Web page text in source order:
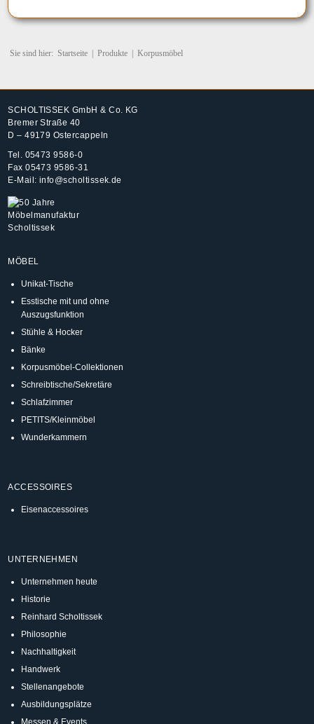
Sie sind hier: Startseite Produkte Korpusmöbel
SCHOLTISSEK GmbH & Co. KG
Bremer Straße 40
D – 49179 Ostercappeln
Tel. 05473 9586-0
Fax 05473 9586-31
E-Mail: info@scholtissek.de
MÖBEL
Unikat-Tische
Esstische mit und ohne
Auszugsfunktion
Stühle & Hocker
Bänke
Korpusmöbel-Collektionen
Schreibtische/Sekretäre
Schlafzimmer
PETITS/Kleinmöbel
Wunderkammern
ACCESSOIRES
Eisenaccessoires
UNTERNEHMEN
Unternehmen heute
Historie
Reinhard Scholtissek
Philosophie
Nachhaltigkeit
Handwerk
Stellenangebote
Ausbildungsplätze
Messen & Events